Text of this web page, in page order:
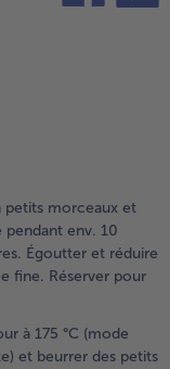
petits morceaux et
pendant env. 10
Égoutter et réduire
fine. Réserver pour
à 175 °C (mode
et beurrer des petits